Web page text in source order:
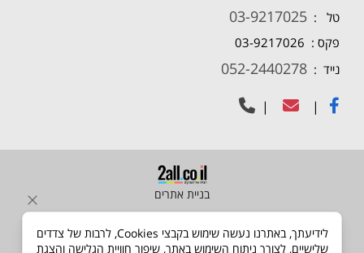
טל : 03-9217025
פקס : 03-9217026
נייד : 052-2440278
|
|
בניית אתרים
לידיעתך, באתרנו נעשה שימוש בקבצי Cookies, לרבות של צדדים
שלישיים, לצורך ניתוח השימוש באתר, שיפור חוויית הגלישה והצגת